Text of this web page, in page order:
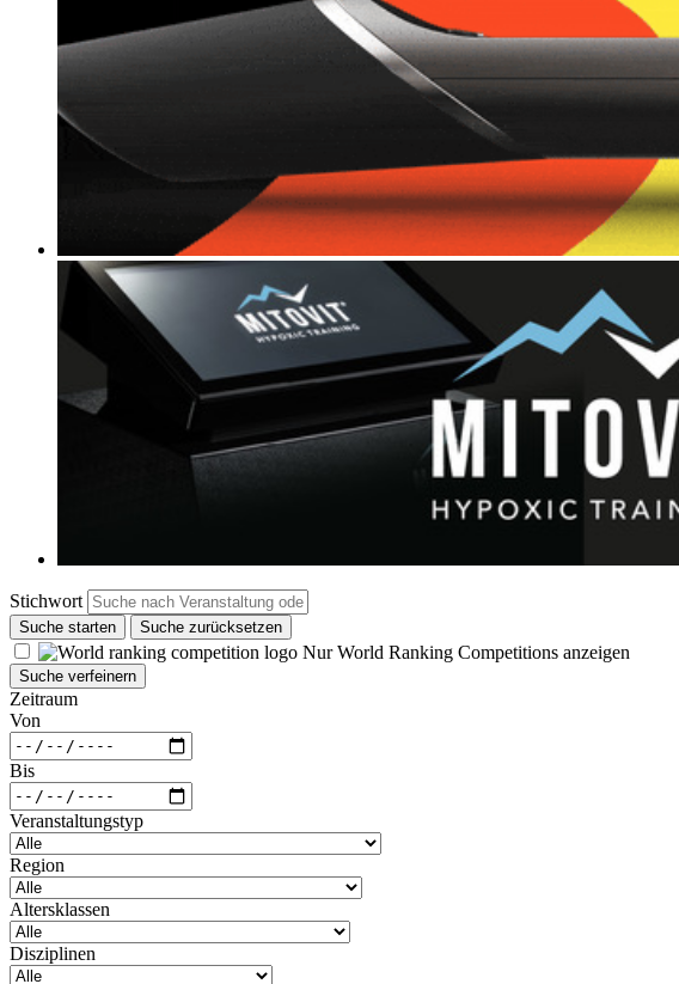
Stichwort
Suche starten Suche zurücksetzen
Nur World Ranking Competitions anzeigen
Suche verfeinern
Zeitraum
Von
Bis
Veranstaltungstyp
Region
Altersklassen
Disziplinen